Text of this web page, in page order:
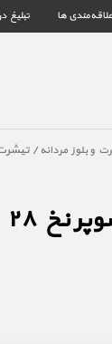
علاقه‌مندی ها تبلیغ
و بلوز مردانه / تیشرت
نخ ۲۸